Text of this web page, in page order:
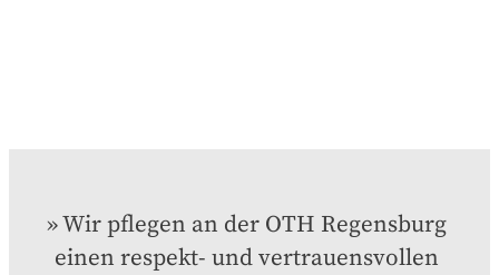
Wir pflegen an der OTH Regensburg
einen respekt- und vertrauensvollen